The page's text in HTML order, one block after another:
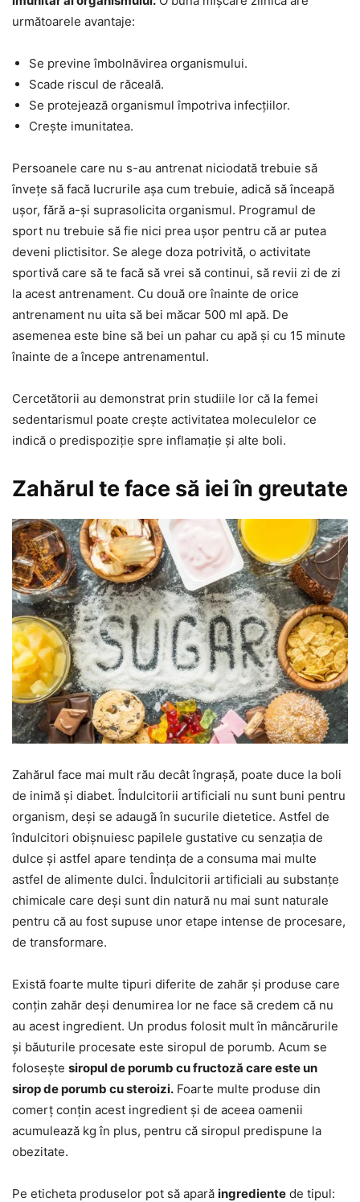
următoarele avantaje:
Se previne îmbolnăvirea organismului.
Scade riscul de răceală.
Se protejează organismul împotriva infecțiilor.
Crește imunitatea.
Persoanele care nu s-au antrenat niciodată trebuie să
învețe să facă lucrurile așa cum trebuie, adică să înceapă
ușor, fără a-și suprasolicita organismul. Programul de
sport nu trebuie să fie nici prea ușor pentru că ar putea
deveni plictisitor. Se alege doza potrivită, o activitate
sportivă care să te facă să vrei să continui, să revii zi de zi
la acest antrenament. Cu două ore înainte de orice
antrenament nu uita să bei măcar 500 ml apă. De
asemenea este bine să bei un pahar cu apă și cu 15 minute
înainte de a începe antrenamentul.
Cercetătorii au demonstrat prin studiile lor că la femei
sedentarismul poate crește activitatea moleculelor ce
indică o predispoziție spre inflamație și alte boli.
Zahărul te face să iei în greutate
Zahărul face mai mult rău decât îngrașă, poate duce la boli
de inimă și diabet. Îndulcitorii artificiali nu sunt buni pentru
organism, deși se adaugă în sucurile dietetice. Astfel de
îndulcitori obișnuiesc papilele gustative cu senzația de
dulce și astfel apare tendința de a consuma mai multe
astfel de alimente dulci. Îndulcitorii artificiali au substanțe
chimicale care deși sunt din natură nu mai sunt naturale
pentru că au fost supuse unor etape intense de procesare,
de transformare.
Există foarte multe tipuri diferite de zahăr și produse care
conțin zahăr deși denumirea lor ne face să credem că nu
au acest ingredient. Un produs folosit mult în mâncărurile
și băuturile procesate este siropul de porumb. Acum se
folosește siropul de porumb cu fructoză care este un
sirop de porumb cu steroizi. Foarte multe produse din
comerț conțin acest ingredient și de aceea oamenii
acumulează kg în plus, pentru că siropul predispune la
obezitate.
Pe eticheta produselor pot să apară ingrediente de tipul: